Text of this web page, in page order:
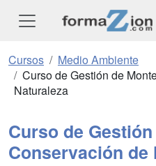
Cursos
Medio Ambiente
Curso de Gestión de
Naturaleza
Curso de
Conservación de